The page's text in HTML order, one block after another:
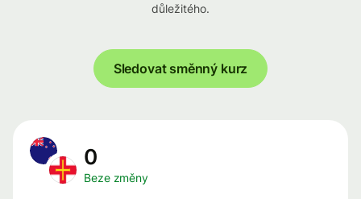
důležitého.
Sledovat směnný kurz
0
Beze změny